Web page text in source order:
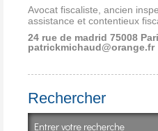
Avocat fiscaliste, ancien
assistance et contentieux
24 rue de madrid 75008
patrickmichaud@orange.fr
Rechercher